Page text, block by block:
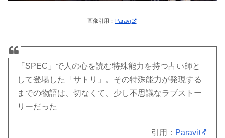
画像引用： Paravi
「SPEC」で人の心を読む特殊能力を持つ占い師と
して登場した「サトリ」。その特殊能力が発現する
までの物語は、切なくて、少し不思議なラブストー
リーだった
引用： Paravi